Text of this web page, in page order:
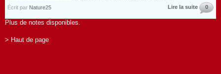
Écrit par Nature25 Lire la suite 0
Plus de notes disponibles.
> Haut de page